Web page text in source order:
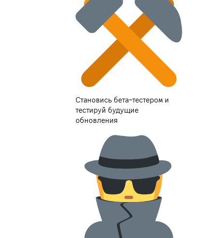
Становись бета-тестером и
тестируй будущие
обновления